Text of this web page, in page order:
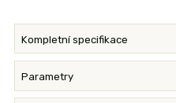
Kompletní specifikace
Parametry